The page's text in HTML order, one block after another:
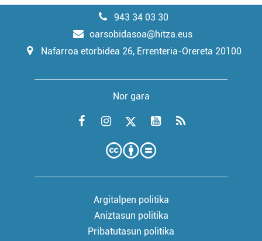
943 34 03 30
oarsobidasoa@hitza.eus
Nafarroa etorbidea 26, Errenteria-Orereta 20100
Nor gara
Argitalpen politika
Aniztasun politika
Pribatutasun politika